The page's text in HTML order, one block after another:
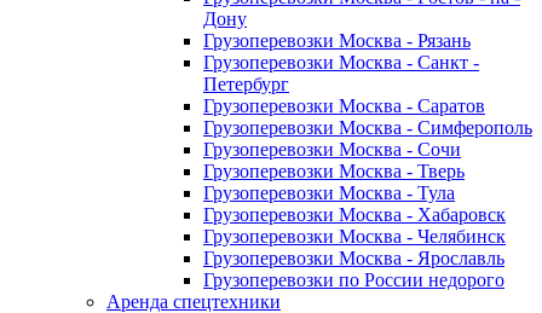
Дону
Грузоперевозки Москва - Рязань
Грузоперевозки Москва - Санкт -
Петербург
Грузоперевозки Москва - Саратов
Грузоперевозки Москва - Симферополь
Грузоперевозки Москва - Сочи
Грузоперевозки Москва - Тверь
Грузоперевозки Москва - Тула
Грузоперевозки Москва - Хабаровск
Грузоперевозки Москва - Челябинск
Грузоперевозки Москва - Ярославль
Грузоперевозки по России недорого
Аренда спецтехники